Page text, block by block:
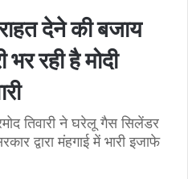
देने की बजाय
भर रही है मोदी
तिवारी ने घरेलू गैस सिलेंडर
द्वारा मंहगाई में भारी इजाफे